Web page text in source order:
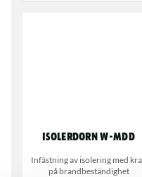
Isolerdorn W-MDD
Infästning av isolering med
på brandbeständighet